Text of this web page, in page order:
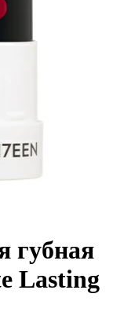
губная
Lasting